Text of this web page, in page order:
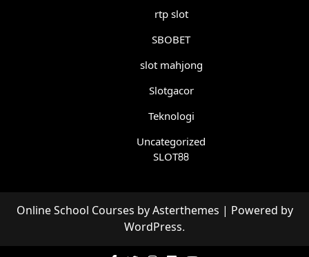
rtp slot
SBOBET
slot mahjong
Slotgacor
Teknologi
Uncategorized
SLOT88
Online School Courses byAsterthemes | Powered by
WordPress.